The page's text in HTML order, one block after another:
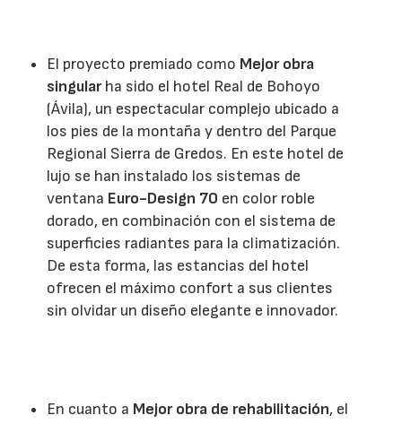
El proyecto premiado como Mejor obra
singularha sido el hotel Real de Bohoyo
(Ávila), un espectacular complejo ubicado a
los pies de la montaña y dentro del Parque
Regional Sierra de Gredos. En este hotel de
lujo se han instalado los sistemas de
ventana Euro-Design 70 en color roble
dorado, en combinación con el sistema de
superficies radiantes para la climatización.
De esta forma, las estancias del hotel
ofrecen el máximo confort a sus clientes
sin olvidar un diseño elegante e innovador.
En cuanto a Mejor obra de rehabilitación, el